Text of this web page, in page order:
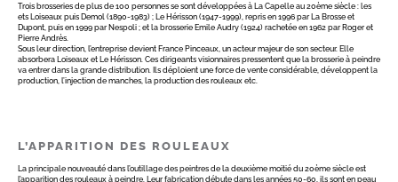
Trois brosseries de plus de 100 personnes se sont développées à La Capelle au 20ème siècle : les
ets Loiseaux puis Demol (1890-1983) ; Le Hérisson (1947-1999), repris en 1996 par La Brosse et
Dupont, puis en 1999 par Nespoli ; et la brosserie Emile Audry (1924) rachetée en 1962 par Roger et
Pierre Andrès.
Sous leur direction, l’entreprise devient France Pinceaux, un acteur majeur de son secteur. Elle
absorbera Loiseaux et Le Hérisson. Ces dirigeants visionnaires pressentent que la brosserie à peindre
va entrer dans la grande distribution. Ils déploient une force de vente considérable, développent la
production, l’injection de manches, la production des rouleaux etc.
L’APPARITION DES ROULEAUX
La principale nouveauté dans l’outillage des peintres de la deuxième moitié du 20ème siècle est
l’apparition des rouleaux à peindre. Leur fabrication débute dans les années 50-60, ils sont en peau